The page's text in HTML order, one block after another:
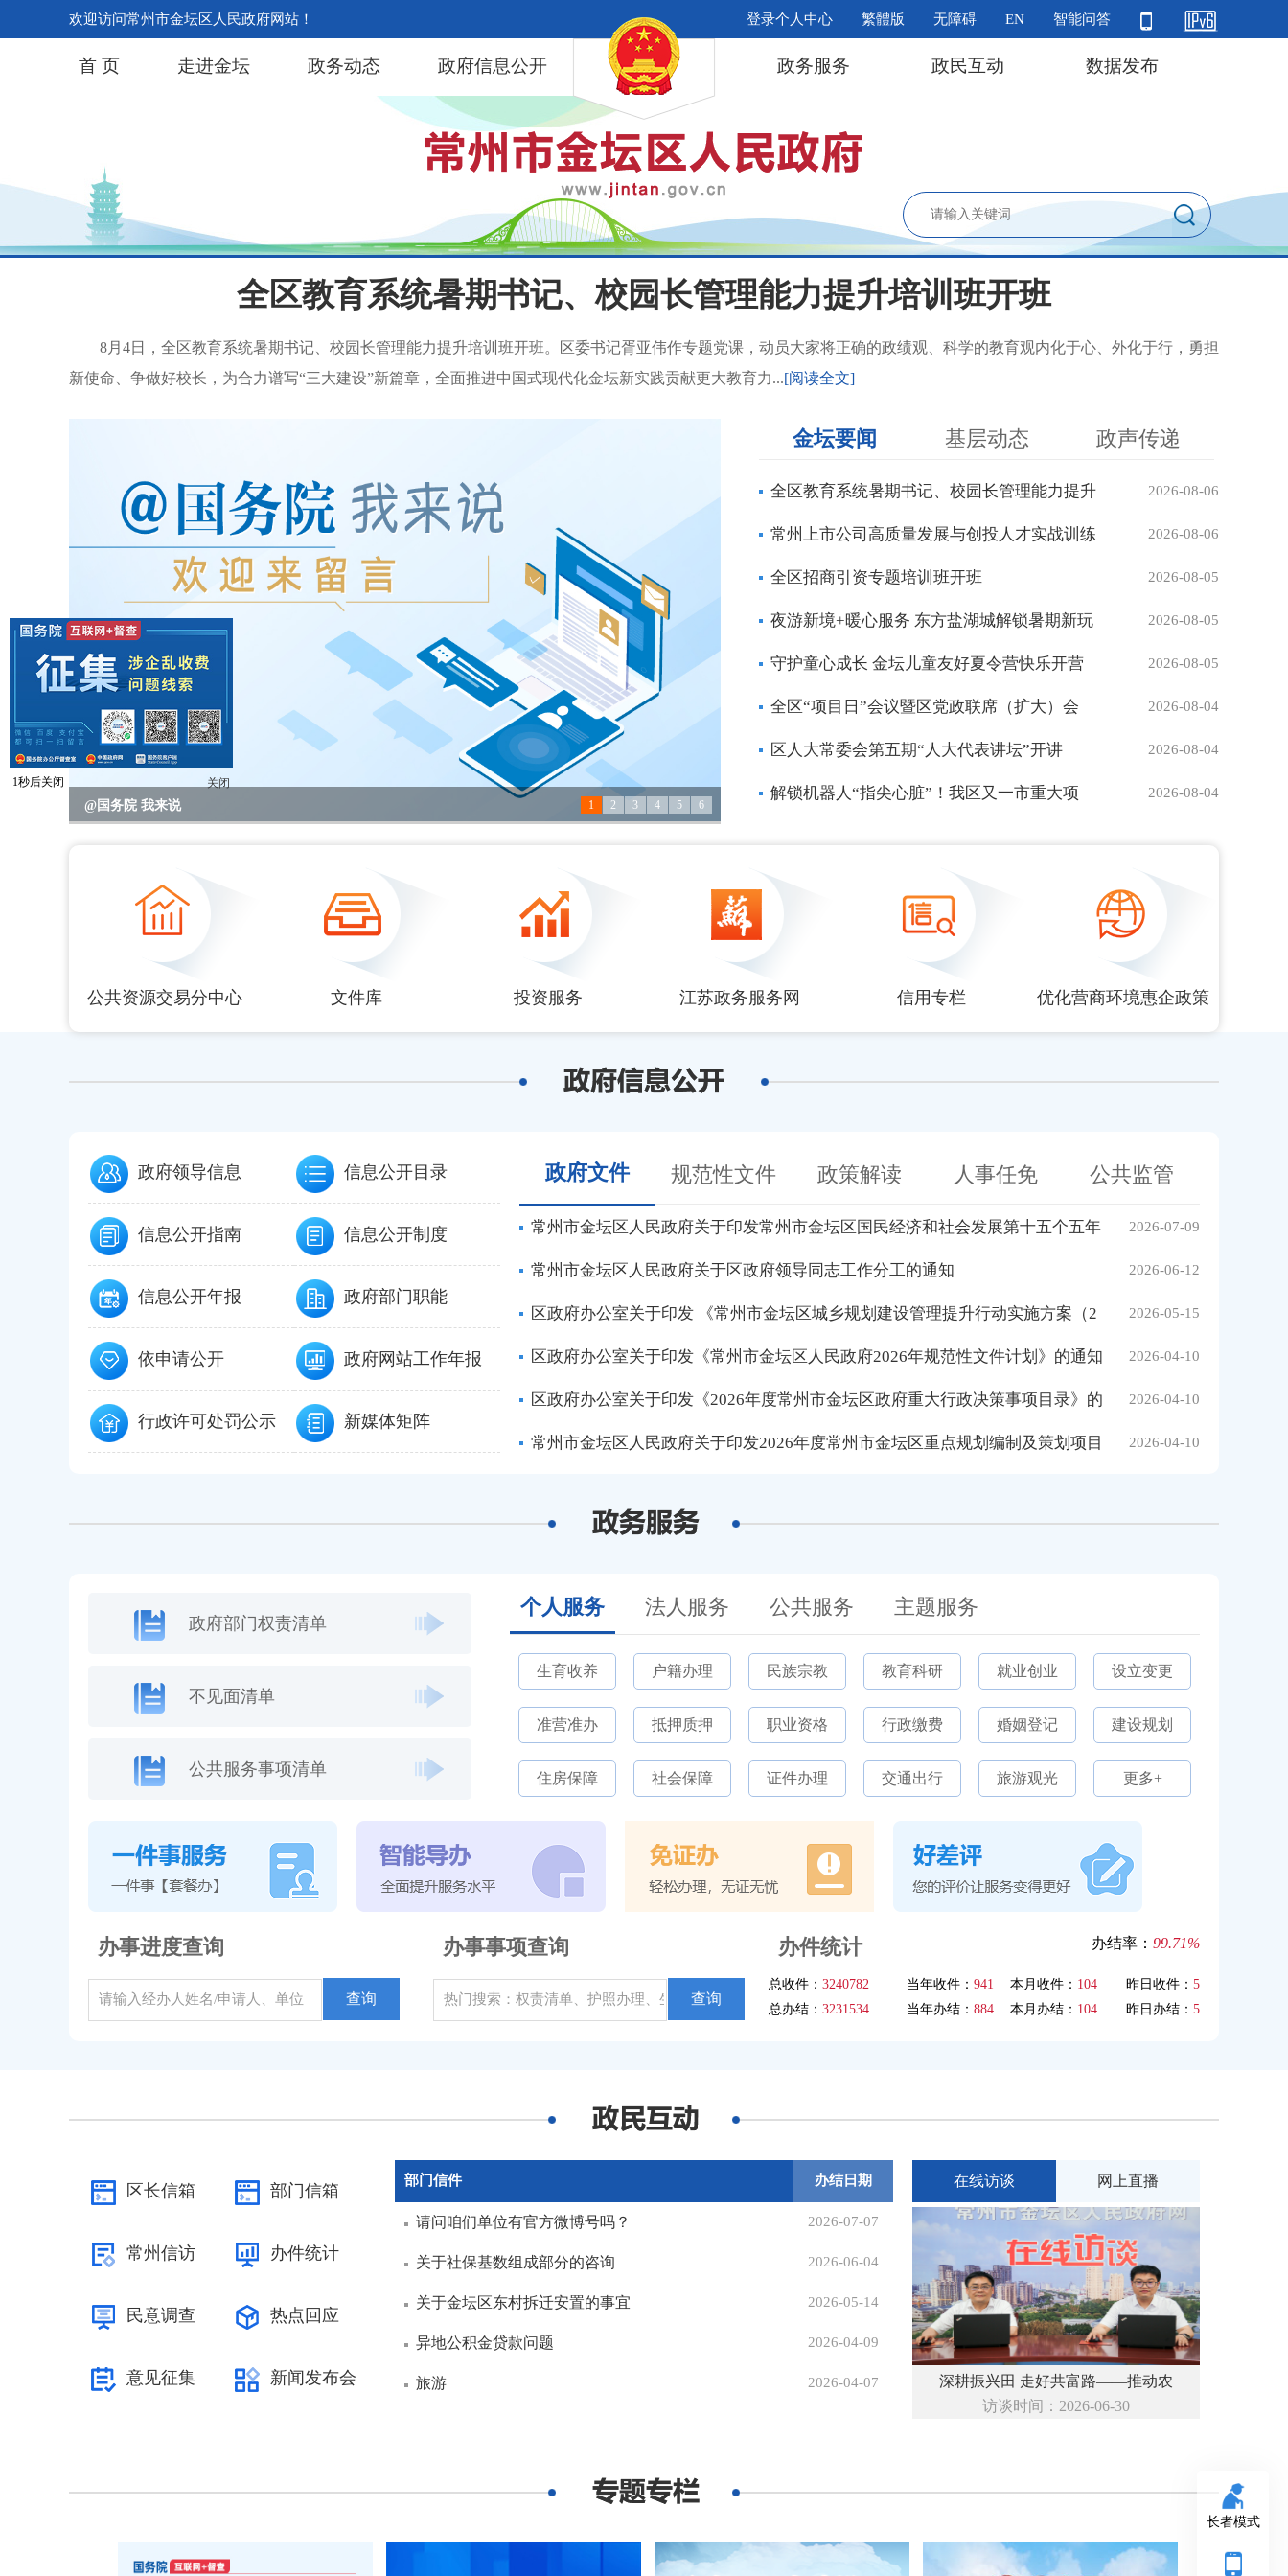
欢迎访问常州市金坛区人民政府网站！ 登录个人中心 繁體版 无障碍 EN 智能问答
首 页 走进金坛 政务动态 政府信息公开 政务服务 政民互动 数据发布
全区教育系统暑期书记、校园长管理能力提升培训班开班
8月4日，全区教育系统暑期书记、校园长管理能力提升培训班开班。区委书记胥亚伟作专题党课，动员大家将正确的政绩观、科学的教育观内化于心、外化于行，勇担
新使命、争做好校长，为合力谱写“三大建设”新篇章，全面推进中国式现代化金坛新实践贡献更大教育力...[阅读全文]
2023年度国务院推动高质量发展综合督查问题线索征集 1 2 3 4 5 6
金坛要闻 基层动态 政声传递
全区教育系统暑期书记、校园长管理能力提升 2026-08-06
常州上市公司高质量发展与创投人才实战训练 2026-08-06
全区招商引资专题培训班开班 2026-08-05
夜游新境+暖心服务 东方盐湖城解锁暑期新玩 2026-08-05
守护童心成长 金坛儿童友好夏令营快乐开营 2026-08-05
全区“项目日”会议暨区党政联席（扩大）会 2026-08-04
区人大常委会第五期“人大代表讲坛”开讲 2026-08-04
解锁机器人“指尖心脏”！我区又一市重大项 2026-08-04
公共资源交易分中心 文件库 投资服务 江苏政务服务网 信用专栏 优化营商环境惠企政策
政府领导信息 信息公开目录
信息公开指南 信息公开制度
信息公开年报 政府部门职能
依申请公开 政府网站工作年报
行政许可处罚公示 新媒体矩阵
政府文件 规范性文件 政策解读 人事任免 公共监管
常州市金坛区人民政府关于印发常州市金坛区国民经济和社会发展第十五个五年 2026-07-09
常州市金坛区人民政府关于区政府领导同志工作分工的通知 2026-06-12
区政府办公室关于印发 《常州市金坛区城乡规划建设管理提升行动实施方案（2 2026-05-15
区政府办公室关于印发《常州市金坛区人民政府2026年规范性文件计划》的通知 2026-04-10
区政府办公室关于印发《2026年度常州市金坛区政府重大行政决策事项目录》的 2026-04-10
常州市金坛区人民政府关于印发2026年度常州市金坛区重点规划编制及策划项目 2026-04-10
政府部门权责清单
不见面清单
公共服务事项清单
个人服务 法人服务 公共服务 主题服务
生育收养 户籍办理 民族宗教 教育科研 就业创业 设立变更
准营准办 抵押质押 职业资格 行政缴费 婚姻登记 建设规划
住房保障 社会保障 证件办理 交通出行 旅游观光 更多+
办事进度查询
查询
办事事项查询
查询
办件统计 办结率： 99.71%
总收件： 3240782 当年收件： 941 本月收件： 104 昨日收件： 5
总办结： 3231534 当年办结： 884 本月办结： 104 昨日办结： 5
区长信箱 部门信箱
常州信访 办件统计
民意调查 热点回应
意见征集 新闻发布会
部门信件 办结日期
请问咱们单位有官方微博号吗？ 2026-07-07
关于社保基数组成部分的咨询 2026-06-04
关于金坛区东村拆迁安置的事宜 2026-05-14
异地公积金贷款问题 2026-04-09
旅游 2026-04-07
在线访谈 网上直播
深耕振兴田 走好共富路——推动农
访谈时间：2026-06-30
长者模式